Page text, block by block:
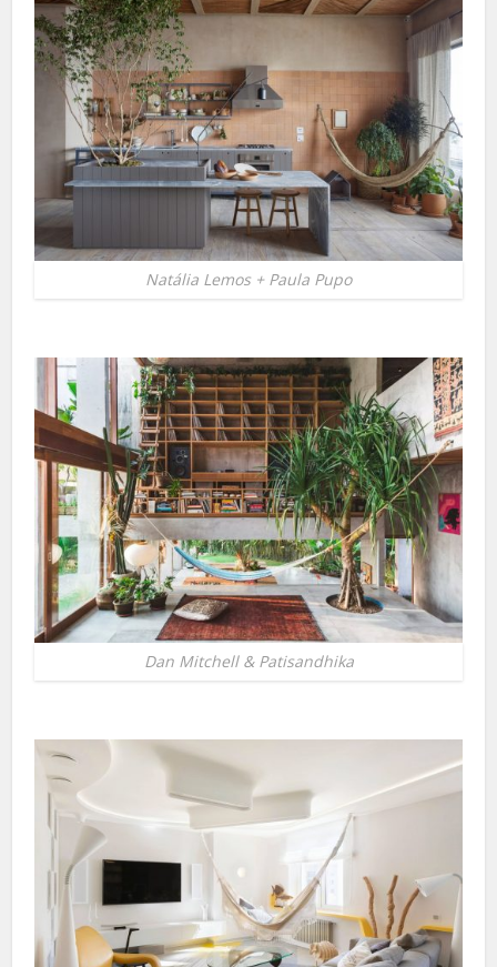
Natália Lemos + Paula Pupo
Dan Mitchell & Patisandhika